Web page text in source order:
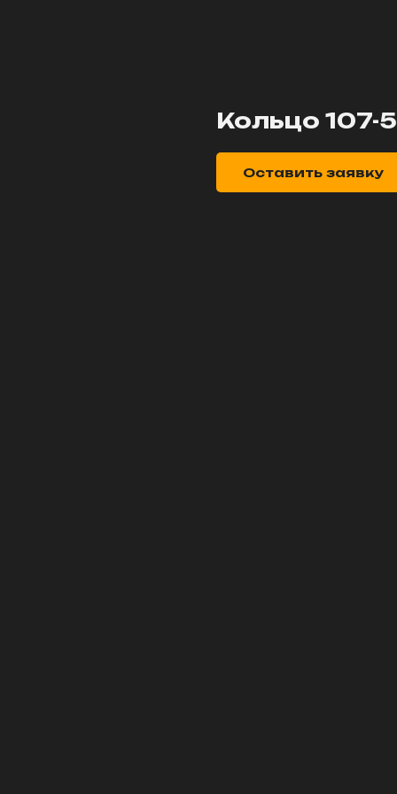
Кольцо 107-
Оставить заявку